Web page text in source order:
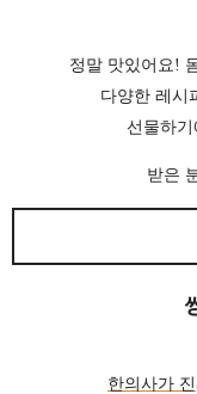
정말 맛있어요!
다양한 레시
선물하기
받은
한의사가 진